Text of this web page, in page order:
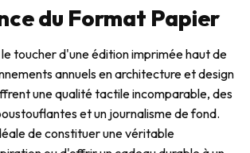
du Format Papier
toucher d'une édition imprimée haut de
annuels en architecture et design
une qualité tactile incomparable, des
et un journalisme de fond.
de constituer une véritable